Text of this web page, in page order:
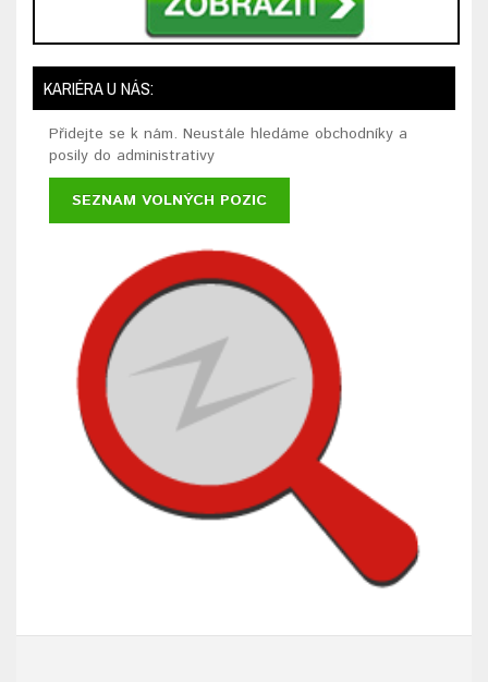
KARIÉRA U NÁS:
Přidejte se k nám. Neustále hledáme obchodníky a
posily do administrativy
SEZNAM VOLNÝCH POZIC